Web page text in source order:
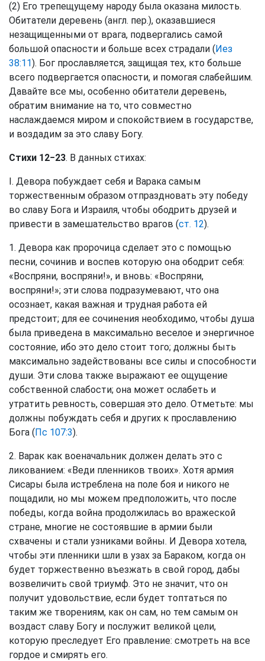
(2) Его трепещущему народу была оказана милость.
Обитатели деревень (англ. пер.), оказавшиеся
незащищенными от врага, подвергались самой
большой опасности и больше всех страдали (Иез
38:11). Бог прославляется, защищая тех, кто больше
всего подвергается опасности, и помогая слабейшим.
Давайте все мы, особенно обитатели деревень,
обратим внимание на то, что совместно
наслаждаемся миром и спокойствием в государстве,
и воздадим за это славу Богу.
Стихи 12−23. В данных стихах:
I. Девора побуждает себя и Варака самым
торжественным образом отпраздновать эту победу
во славу Бога и Израиля, чтобы ободрить друзей и
привести в замешательство врагов (ст. 12).
1. Девора как пророчица сделает это с помощью
песни, сочинив и воспев которую она ободрит себя:
«Воспряни, воспряни!», и вновь: «Воспряни,
воспряни!»; эти слова подразумевают, что она
осознает, какая важная и трудная работа ей
предстоит; для ее сочинения необходимо, чтобы душа
была приведена в максимально веселое и энергичное
состояние, ибо это дело стоит того; должны быть
максимально задействованы все силы и способности
души. Эти слова также выражают ее ощущение
собственной слабости; она может ослабеть и
утратить ревность, совершая это дело. Отметьте: мы
должны побуждать себя и других к прославлению
Бога (Пс 107:3).
2. Варак как военачальник должен делать это с
ликованием: «Веди пленников твоих». Хотя армия
Сисары была истреблена на поле боя и никого не
пощадили, но мы можем предположить, что после
победы, когда война продолжилась во вражеской
стране, многие не состоявшие в армии были
схвачены и стали узниками войны. И Девора хотела,
чтобы эти пленники шли в узах за Бараком, когда он
будет торжественно въезжать в свой город, дабы
возвеличить свой триумф. Это не значит, что он
получит удовольствие, если будет топтаться по
таким же творениям, как он сам, но тем самым он
воздаст славу Богу и послужит великой цели,
которую преследует Его правление: смотреть на все
гордое и смирять его.